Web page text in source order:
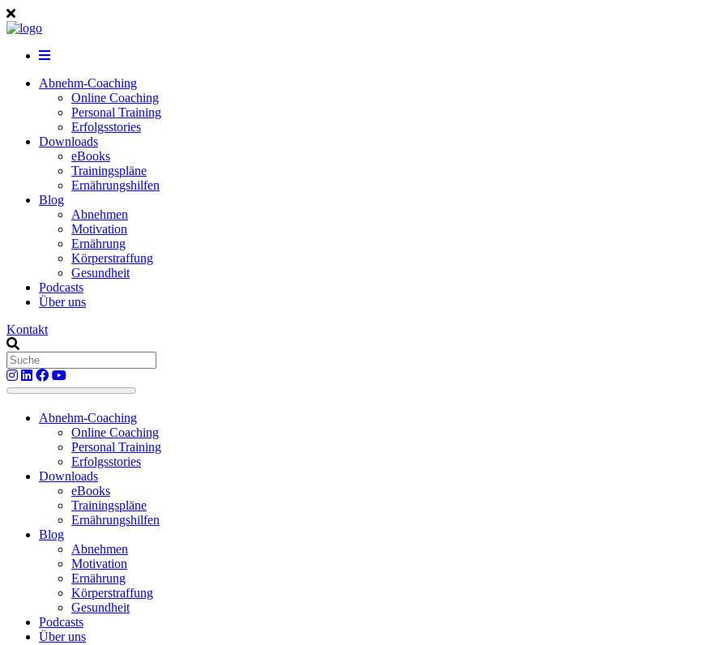
Abnehm-Coaching
Online Coaching
Personal Training
Erfolgsstories
Downloads
eBooks
Trainingspläne
Ernährungshilfen
Blog
Abnehmen
Motivation
Ernährung
Körperstraffung
Gesundheit
Podcasts
Über uns
Kontakt
When
autocomplete
review
desired
Abnehm-Coaching
Online Coaching
Personal Training
Erfolgsstories
Downloads
eBooks
Trainingspläne
Ernährungshilfen
Blog
Abnehmen
Motivation
Ernährung
Körperstraffung
Gesundheit
Podcasts
Über uns